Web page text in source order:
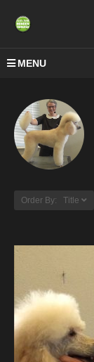
MENU
Order By: Title